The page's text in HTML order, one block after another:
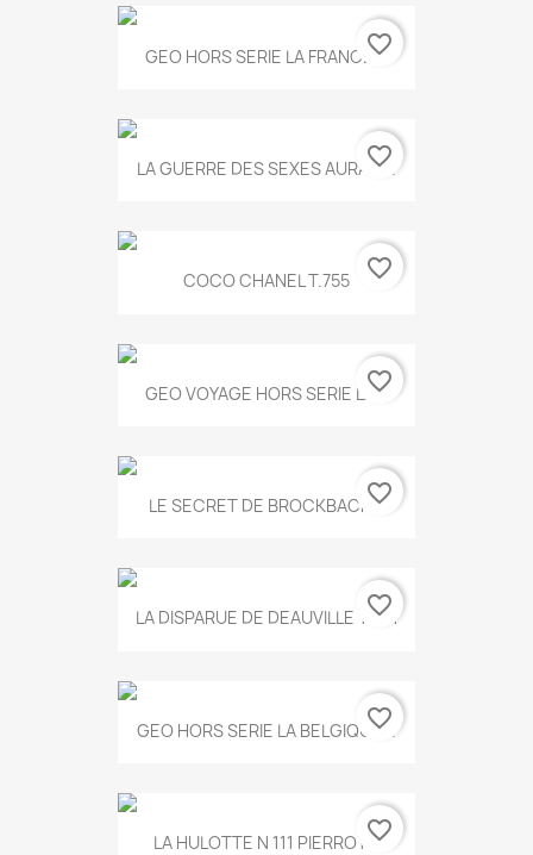
GEO HORS SERIE LA FRANCE...
favorite_border
LA GUERRE DES SEXES AURA T...
favorite_border
COCO CHANEL T.755 favorite_border
GEO VOYAGE HORS SERIE LA...
favorite_border
LE SECRET DE BROCKBACK...
favorite_border
LA DISPARUE DE DEAUVILLE T.551
favorite_border
GEO HORS SERIE LA BELGIQUE...
favorite_border
LA HULOTTE N 111 PIERROT...favorite_border